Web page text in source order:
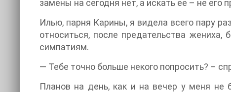
замены на сегодня нет, а искать ее – не его
Илью, парня Карины, я видела всего пару
относиться, после предательства
симпатиям.
— Тебе точно больше некого попросить? –
Планов на день, как и на вечер у меня не